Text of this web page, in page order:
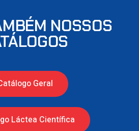
NOSSOS
Geral
Láctea Científica